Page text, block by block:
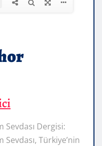
Sevdası Dergisi:
Sevdası, Türkiye’nin